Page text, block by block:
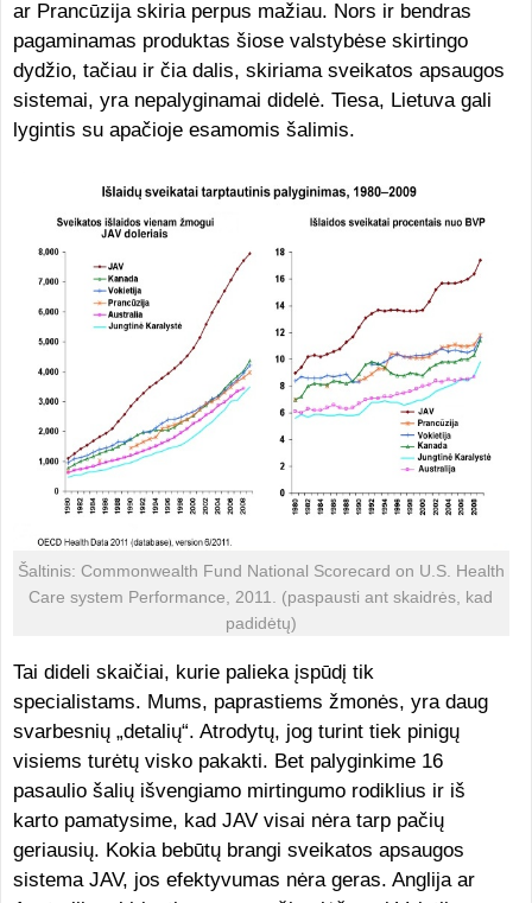
ar Prancūzija skiria perpus mažiau. Nors ir bendras
pagaminamas produktas šiose valstybėse skirtingo
dydžio, tačiau ir čia dalis, skiriama sveikatos apsaugos
sistemai, yra nepalyginamai didelė. Tiesa, Lietuva gali
lygintis su apačioje esamomis šalimis.
Šaltinis: Commonwealth Fund National Scorecard on U.S. Health
Care system Performance, 2011. (paspausti ant skaidrės, kad
padidėtų)
Tai dideli skaičiai, kurie palieka įspūdį tik
specialistams. Mums, paprastiems žmonės, yra daug
svarbesnių „detalių“. Atrodytų, jog turint tiek pinigų
visiems turėtų visko pakakti. Bet palyginkime 16
pasaulio šalių išvengiamo mirtingumo rodiklius ir iš
karto pamatysime, kad JAV visai nėra tarp pačių
geriausių. Kokia bebūtų brangi sveikatos apsaugos
sistema JAV, jos efektyvumas nėra geras. Anglija ar